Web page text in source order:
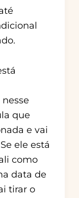
que
e vai
ele está
como
data de
tirar o